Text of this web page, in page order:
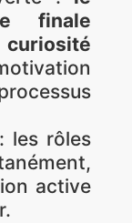
finale
les rôles
active